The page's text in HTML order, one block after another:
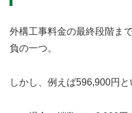
外構工事料金の最終段階ま
負の一つ。
しかし、例えば596,900円